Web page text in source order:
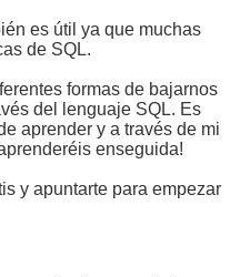
es útil ya que muchas
de SQL.
formas de bajarnos
del lenguaje SQL. Es
aprender y a través de mi
enseguida!
y apuntarte para empezar